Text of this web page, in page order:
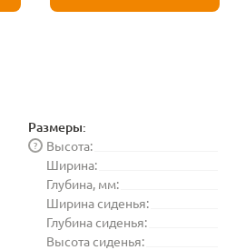
Размеры:
Высота:
?
Ширина:
Глубина, мм:
Ширина сиденья:
Глубина сиденья:
Высота сиденья: